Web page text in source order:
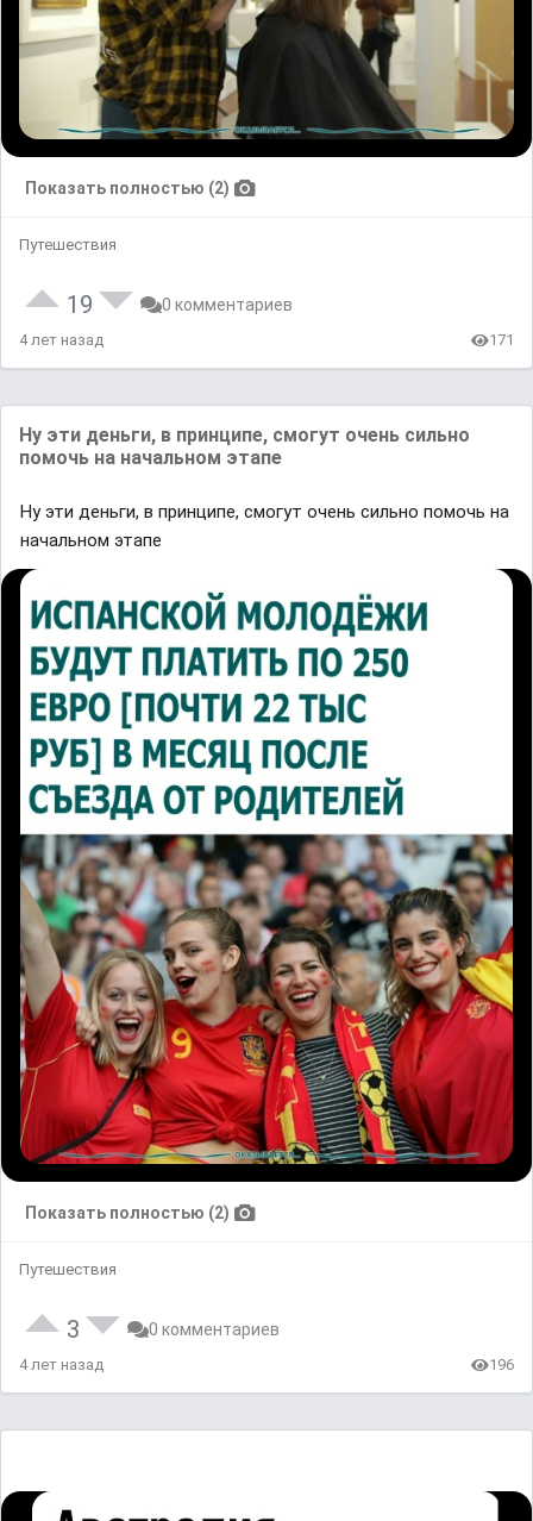
Показать полностью (2)
Путешествия
19 0 комментариев
4 лет назад 171
Ну эти деньги, в принципе, смогут очень сильно
помочь на начальном этапе
Ну эти деньги, в принципе, смогут очень сильно помочь на
начальном этапе
Показать полностью (2)
Путешествия
3 0 комментариев
4 лет назад 196